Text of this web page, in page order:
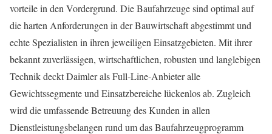
vorteile in den Vordergrund. Die Baufahrzeuge sind optimal auf
die harten Anforde­rungen in der Bauwirtschaft abgestimmt und
echte Spezialisten in ihren jeweiligen Einsatzgebieten. Mit ihrer
bekannt zuverlässigen, wirtschaftlichen, robusten und langlebigen
Technik deckt Daimler als Full-Line-Anbieter alle
Gewichtssegmente und Einsatzbereiche lückenlos ab. Zugleich
wird die umfassende Betreuung des Kunden in allen
Dienstleistungsbelangen rund um das Baufahrzeugprogramm